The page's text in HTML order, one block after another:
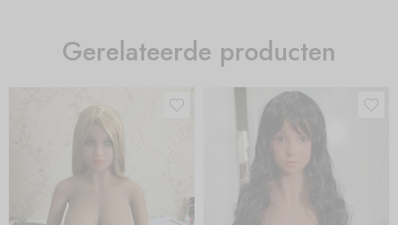
Gerelateerde producten